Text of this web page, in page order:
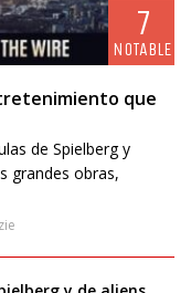
7
NOTABLE
que
de Spielberg y
grandes obras,